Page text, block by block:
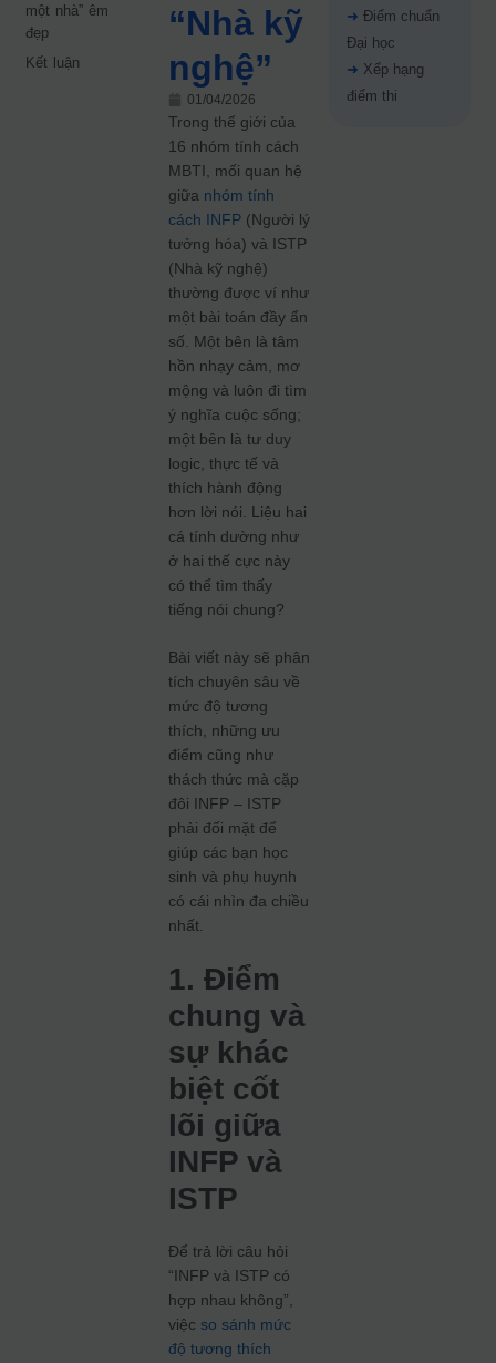
một nhà” êm
đẹp
Kết luận
“Nhà kỹ
nghệ”
01/04/2026
Trong thế giới của
16 nhóm tính cách
MBTI, mối quan hệ
giữa nhóm tính
cách INFP (Người lý
tưởng hóa) và ISTP
(Nhà kỹ nghệ)
thường được ví như
một bài toán đầy ẩn
số. Một bên là tâm
hồn nhạy cảm, mơ
mộng và luôn đi tìm
ý nghĩa cuộc sống;
một bên là tư duy
logic, thực tế và
thích hành động
hơn lời nói. Liệu hai
cá tính dường như
ở hai thế cực này
có thể tìm thấy
tiếng nói chung?
Bài viết này sẽ phân
tích chuyên sâu về
mức độ tương
thích, những ưu
điểm cũng như
thách thức mà cặp
đôi INFP – ISTP
phải đối mặt để
giúp các bạn học
sinh và phụ huynh
có cái nhìn đa chiều
nhất.
1. Điểm
chung và
sự khác
biệt cốt
lõi giữa
INFP và
ISTP
Để trả lời câu hỏi
“INFP và ISTP có
hợp nhau không”,
việcso sánh mức
độ tương thích
➜ Điểm chuẩn
Đại học
➜ Xếp hạng
điểm thi